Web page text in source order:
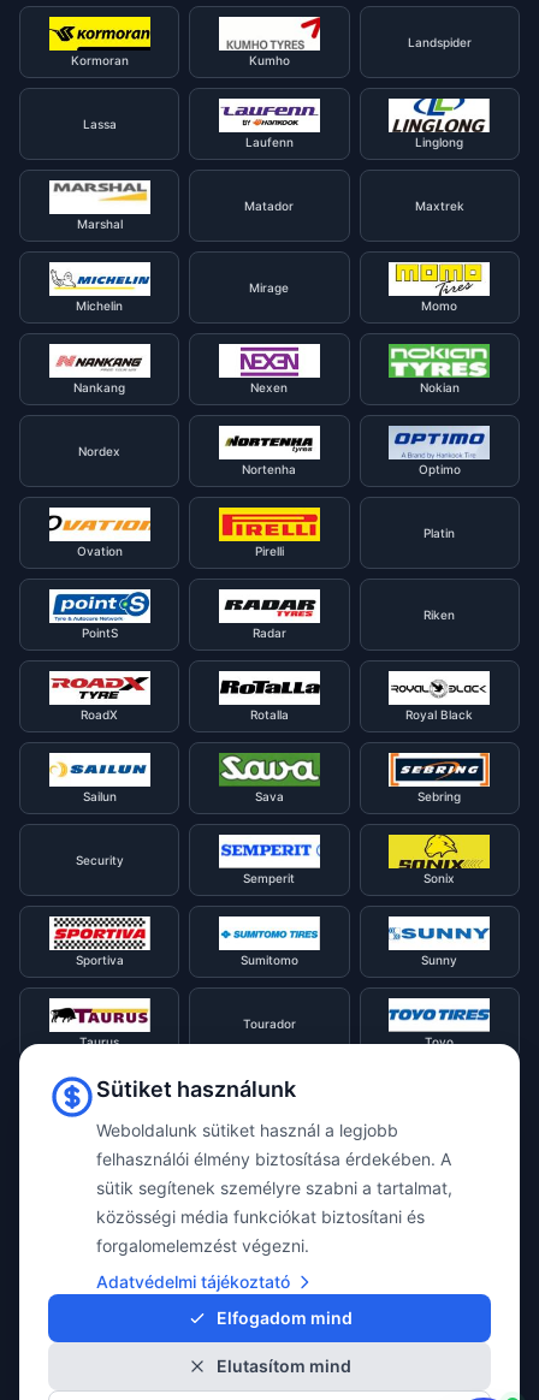
Kormoran Kumho
Landspider
Lassa
Laufenn
Linglong
Marshal
Matador Maxtrek
Michelin
Mirage
Momo
Nankang Nexen Nokian
Nordex
Nortenha
Optimo
Ovation Pirelli
Platin
PointS Radar
Riken
RoadX Rotalla Royal Black
Sailun Sava Sebring
Security
Semperit
Sonix
Sportiva Sumitomo Sunny
Taurus
Tourador
Toyo
Tracmax
Triangle
Viking Voyager
Vredestein
Sütiket használunk
Weboldalunk sütiket használ a legjobb
felhasználói élmény biztosítása érdekében. A
sütik segítenek személyre szabni a tartalmat,
közösségi média funkciókat biztosítani és
forgalomelemzést végezni.
Adatvédelmi tájékoztató
Elfogadom mind
Elutasítom mind